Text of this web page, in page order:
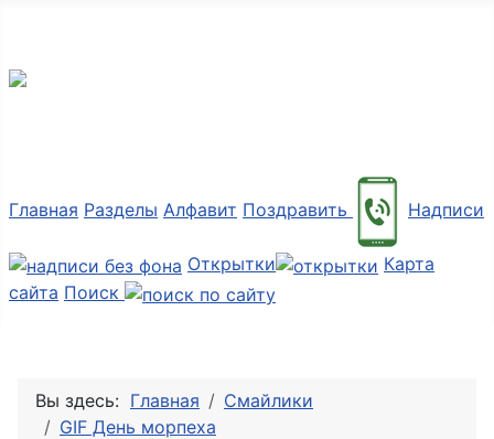
Главная Разделы Алфавит Поздравить Надписи
Открытки
Карта
сайта Поиск
Вы здесь: Главная
Смайлики
GIF День морпеха